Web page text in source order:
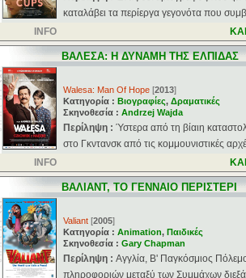
καταλάβει τα περίεργα γεγονότα που
INFO
ΒΑΛΕΣΑ: Η ΔΥΝΑΜΗ ΤΗΣ ΕΛΠΙΔΑΣ
Walesa: Man Of Hope [2013]
Κατηγορία : Βιογραφίες, Δραματικές
Σκηνοθεσία : Andrzej Wajda
Περίληψη : Ύστερα από τη βίαιη
στο Γκντανσκ από τις κομμουνιστικές
INFO
ΒΑΛΙΑΝΤ, ΤΟ ΓΕΝΝΑΙΟ ΠΕΡΙΣΤΕΡΙ
Valiant [2005]
Κατηγορία : Animation, Παιδικές
Σκηνοθεσία : Gary Chapman
Περίληψη : Αγγλία, Β' Παγκόσμιος
πληροφοριών μεταξύ των Συμμάχων